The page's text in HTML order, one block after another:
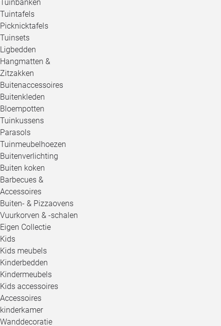
Tuinbanken
Tuintafels
Picknicktafels
Tuinsets
Ligbedden
Hangmatten &
Zitzakken
Buitenaccessoires
Buitenkleden
Bloempotten
Tuinkussens
Parasols
Tuinmeubelhoezen
Buitenverlichting
Buiten koken
Barbecues &
Accessoires
Buiten- & Pizzaovens
Vuurkorven & -schalen
Eigen Collectie
Kids
Kids meubels
Kinderbedden
Kindermeubels
Kids accessoires
Accessoires
kinderkamer
Wanddecoratie